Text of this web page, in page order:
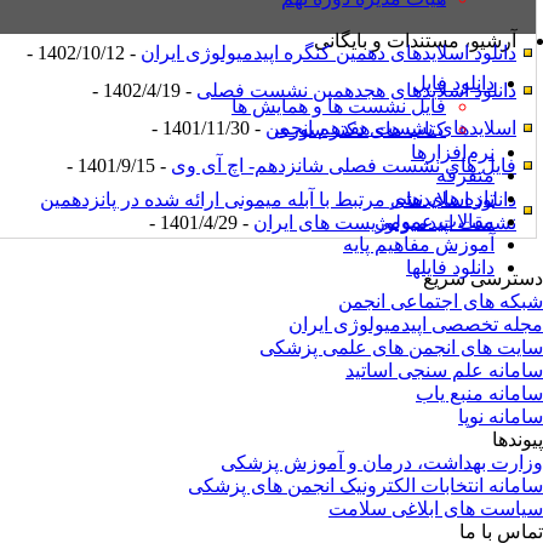
آرشیو، مستندات و بایگانی
دانلود فایل
فایل نشست ها و همایش ها
کتاب های دکتر سوری
نرم‌افزارها
متفرقه
تازه های نشر
مقالات عمومی
آموزش مفاهیم پایه
دانلود فایلها
دانلود اسلایدهای دهمین کنگره اپیدمیولوژی ایران- 1402/10/12 -
دانلود اسلایدهای هجدهمین نشست فصلی- 1402/4/19 -
اسلایدهای نشست هفدهم انجمن- 1401/11/30 -
فایل های نشست فصلی شانزدهم- اچ آی وی- 1401/9/15 -
دانلود اسلایدهای مرتبط با آبله میمونی ارائه شده در پانزدهمین
نشست اپیدمیولوژیست های ایران- 1401/4/29 -
سریع
های اجتماعی انجمن
تخصصی اپیدمیولوژی ایران
های انجمن های علمی پزشکی
علم سنجی اساتید
منبع یاب
نوپا
بهداشت، درمان و آموزش پزشکی
انتخابات الکترونیک انجمن های پزشکی
های ابلاغی سلامت
با ما